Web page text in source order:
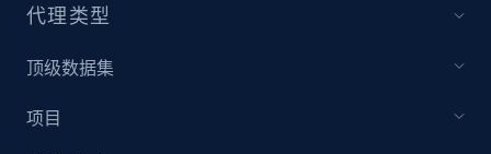
代理类型
顶级数据集
项目